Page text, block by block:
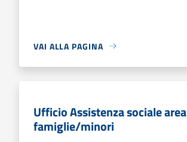
VAI ALLA PAGINA
Ufficio Assistenza sociale area
famiglie/minori